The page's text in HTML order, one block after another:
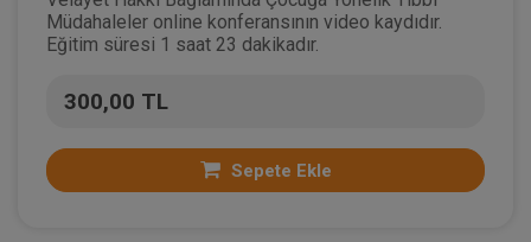
Müdahaleler online konferansının video kaydıdır.
Eğitim süresi 1 saat 23 dakikadır.
300,00 TL
Sepete Ekle